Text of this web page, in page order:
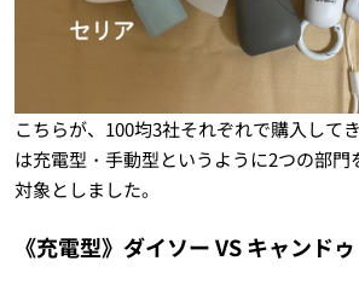
こちらが、100均3社それぞれで購入して
は充電型・手動型というように2つの部門
対象としました。
《充電型》ダイソー VS キャンドゥ